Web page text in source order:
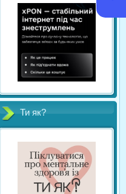
Ти як?